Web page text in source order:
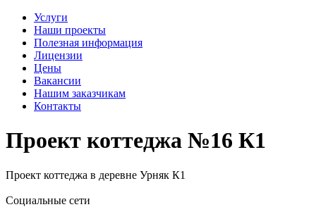
Услуги
Наши проекты
Полезная информация
Лицензии
Цены
Вакансии
Нашим заказчикам
Контакты
Проект коттеджа №16 К1
Проект коттеджа в деревне Урняк К1
Социальные сети